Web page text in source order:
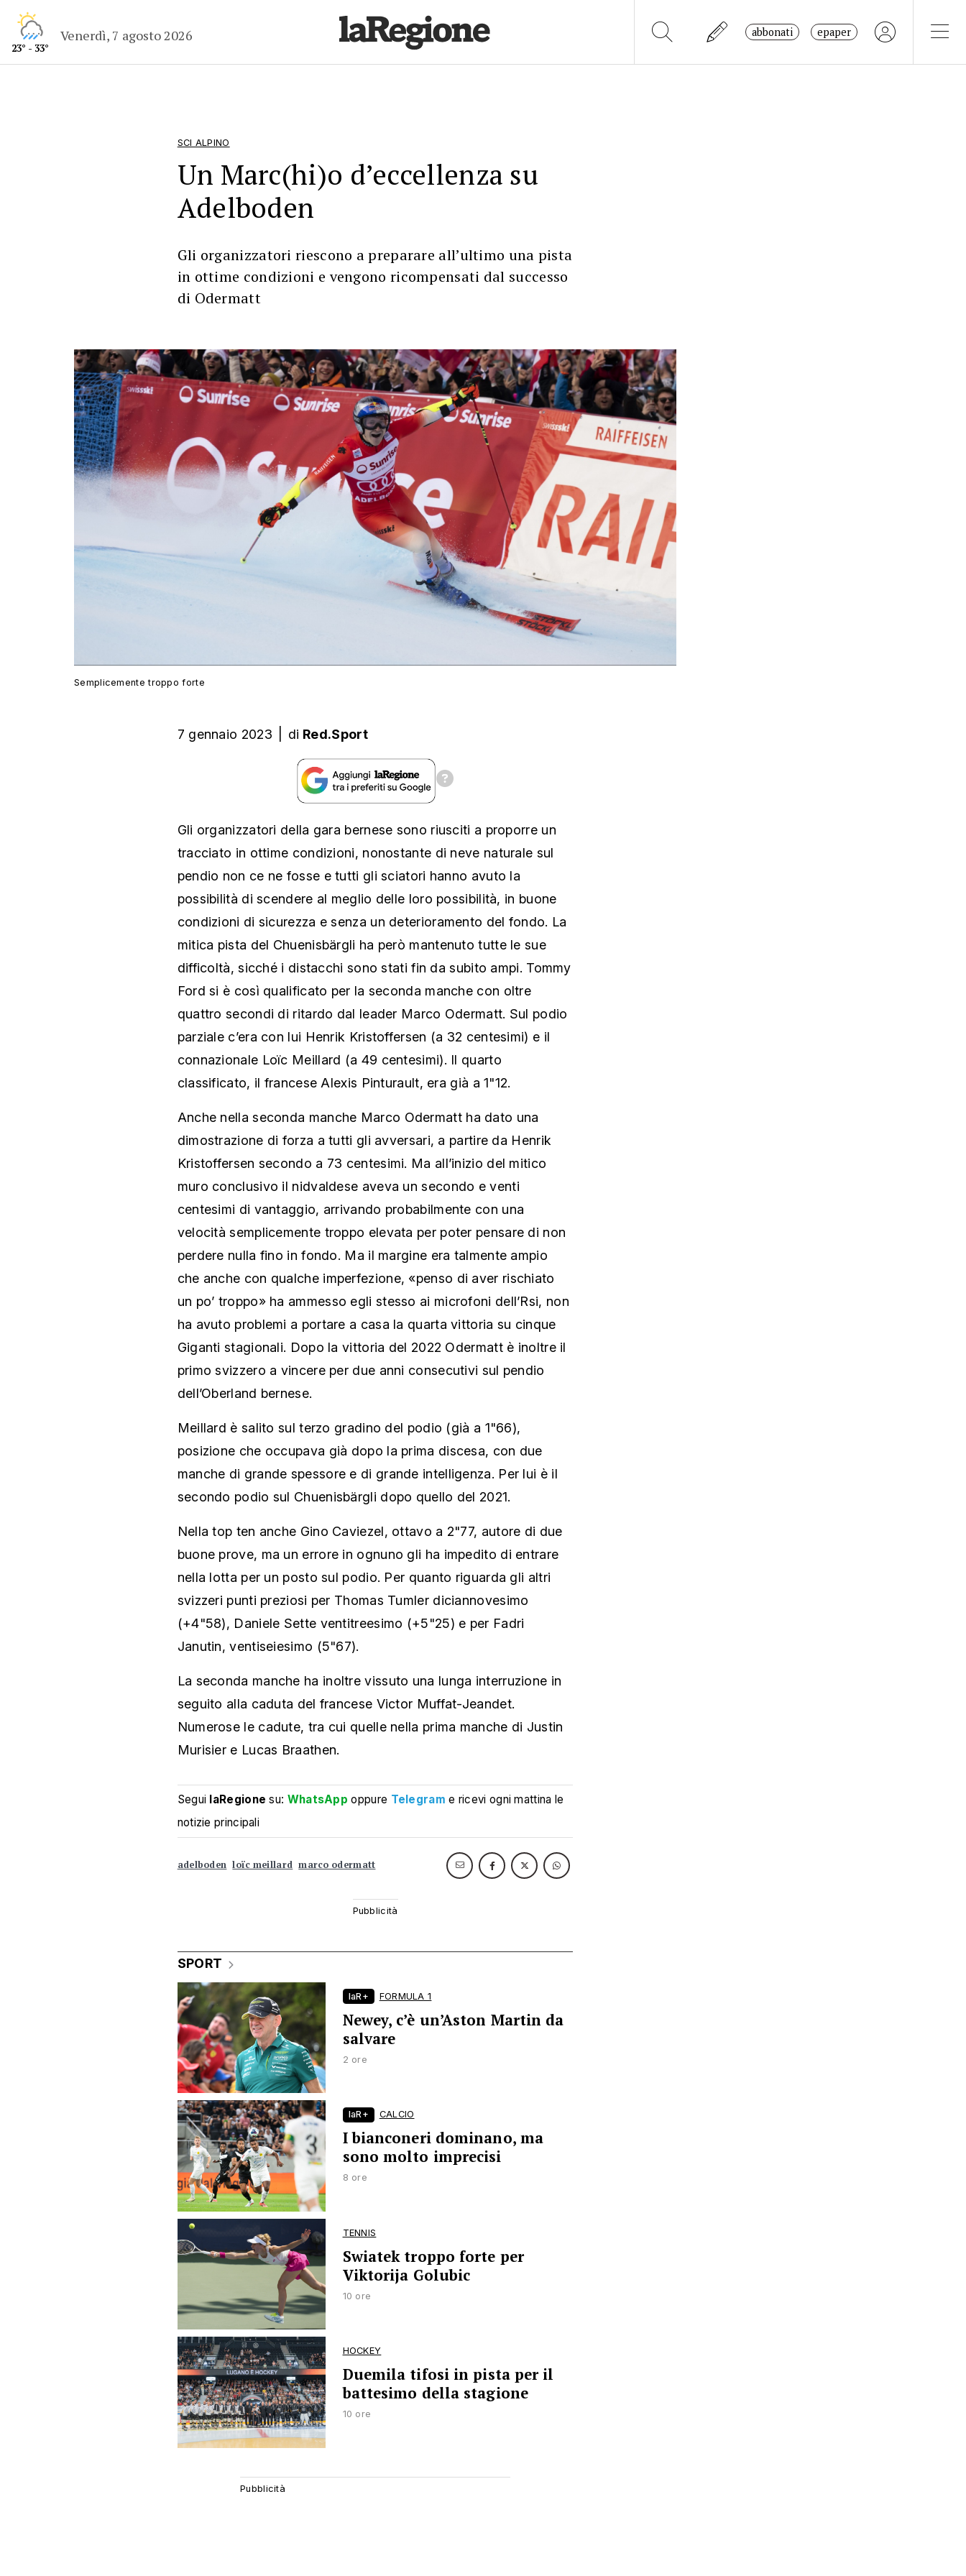
23° - 33°
Venerdì, 7 agosto 2026 abbonati epaper
SCI ALPINO
Un Marc(hi)o d’eccellenza su
Adelboden
Gli organizzatori riescono a preparare all’ultimo una pista
in ottime condizioni e vengono ricompensati dal successo
di Odermatt
Semplicemente troppo forte
7 gennaio 2023 di Red.Sport
Gli organizzatori della gara bernese sono riusciti a proporre un
tracciato in ottime condizioni, nonostante di neve naturale sul
pendio non ce ne fosse e tutti gli sciatori hanno avuto la
possibilità di scendere al meglio delle loro possibilità, in buone
condizioni di sicurezza e senza un deterioramento del fondo. La
mitica pista del Chuenisbärgli ha però mantenuto tutte le sue
difficoltà, sicché i distacchi sono stati fin da subito ampi. Tommy
Ford si è così qualificato per la seconda manche con oltre
quattro secondi di ritardo dal leader Marco Odermatt. Sul podio
parziale c’era con lui Henrik Kristoffersen (a 32 centesimi) e il
connazionale Loïc Meillard (a 49 centesimi). Il quarto
classificato, il francese Alexis Pinturault, era già a 1"12.
Anche nella seconda manche Marco Odermatt ha dato una
dimostrazione di forza a tutti gli avversari, a partire da Henrik
Kristoffersen secondo a 73 centesimi. Ma all’inizio del mitico
muro conclusivo il nidvaldese aveva un secondo e venti
centesimi di vantaggio, arrivando probabilmente con una
velocità semplicemente troppo elevata per poter pensare di non
perdere nulla fino in fondo. Ma il margine era talmente ampio
che anche con qualche imperfezione, «penso di aver rischiato
un po’ troppo» ha ammesso egli stesso ai microfoni dell’Rsi, non
ha avuto problemi a portare a casa la quarta vittoria su cinque
Giganti stagionali. Dopo la vittoria del 2022 Odermatt è inoltre il
primo svizzero a vincere per due anni consecutivi sul pendio
dell’Oberland bernese.
Meillard è salito sul terzo gradino del podio (già a 1"66),
posizione che occupava già dopo la prima discesa, con due
manche di grande spessore e di grande intelligenza. Per lui è il
secondo podio sul Chuenisbärgli dopo quello del 2021.
Nella top ten anche Gino Caviezel, ottavo a 2"77, autore di due
buone prove, ma un errore in ognuno gli ha impedito di entrare
nella lotta per un posto sul podio. Per quanto riguarda gli altri
svizzeri punti preziosi per Thomas Tumler diciannovesimo
(+4"58), Daniele Sette ventitreesimo (+5"25) e per Fadri
Janutin, ventiseiesimo (5"67).
La seconda manche ha inoltre vissuto una lunga interruzione in
seguito alla caduta del francese Victor Muffat-Jeandet.
Numerose le cadute, tra cui quelle nella prima manche di Justin
Murisier e Lucas Braathen.
Segui laRegione su: WhatsApp oppure Telegram e ricevi ogni mattina le
notizie principali
adelboden loïc meillard marco odermatt
SPORT
laR+ FORMULA 1
Newey, c’è un’Aston Martin da
salvare
2 ore
laR+ CALCIO
I bianconeri dominano, ma
sono molto imprecisi
8 ore
TENNIS
Swiatek troppo forte per
Viktorija Golubic
10 ore
HOCKEY
Duemila tifosi in pista per il
battesimo della stagione
10 ore